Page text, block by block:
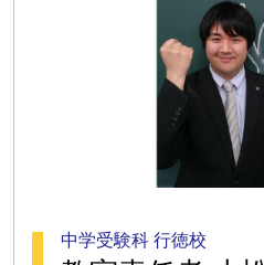
中学受験科 行徳校